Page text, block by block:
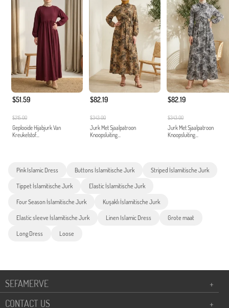
$51.59
$215.00
Geplooide Hijabjurk Van
Kreukelstof...
$82.19
$343.00
Jurk Met Sjaalpatroon
Knoopsluiting...
$82.19
$343.00
Jurk Met Sjaalpatroon
Knoopsluiting...
Pink Islamic Dress Buttons İslamitische Jurk Striped İslamitische Jurk
Tippet İslamitische Jurk Elastic İslamitische Jurk
Four Season İslamitische Jurk Kuşaklı İslamitische Jurk
Elastic sleeve İslamitische Jurk Linen Islamic Dress Grote maat
Long Dress Loose
SEFAMERVE
+
CONTACT US
+